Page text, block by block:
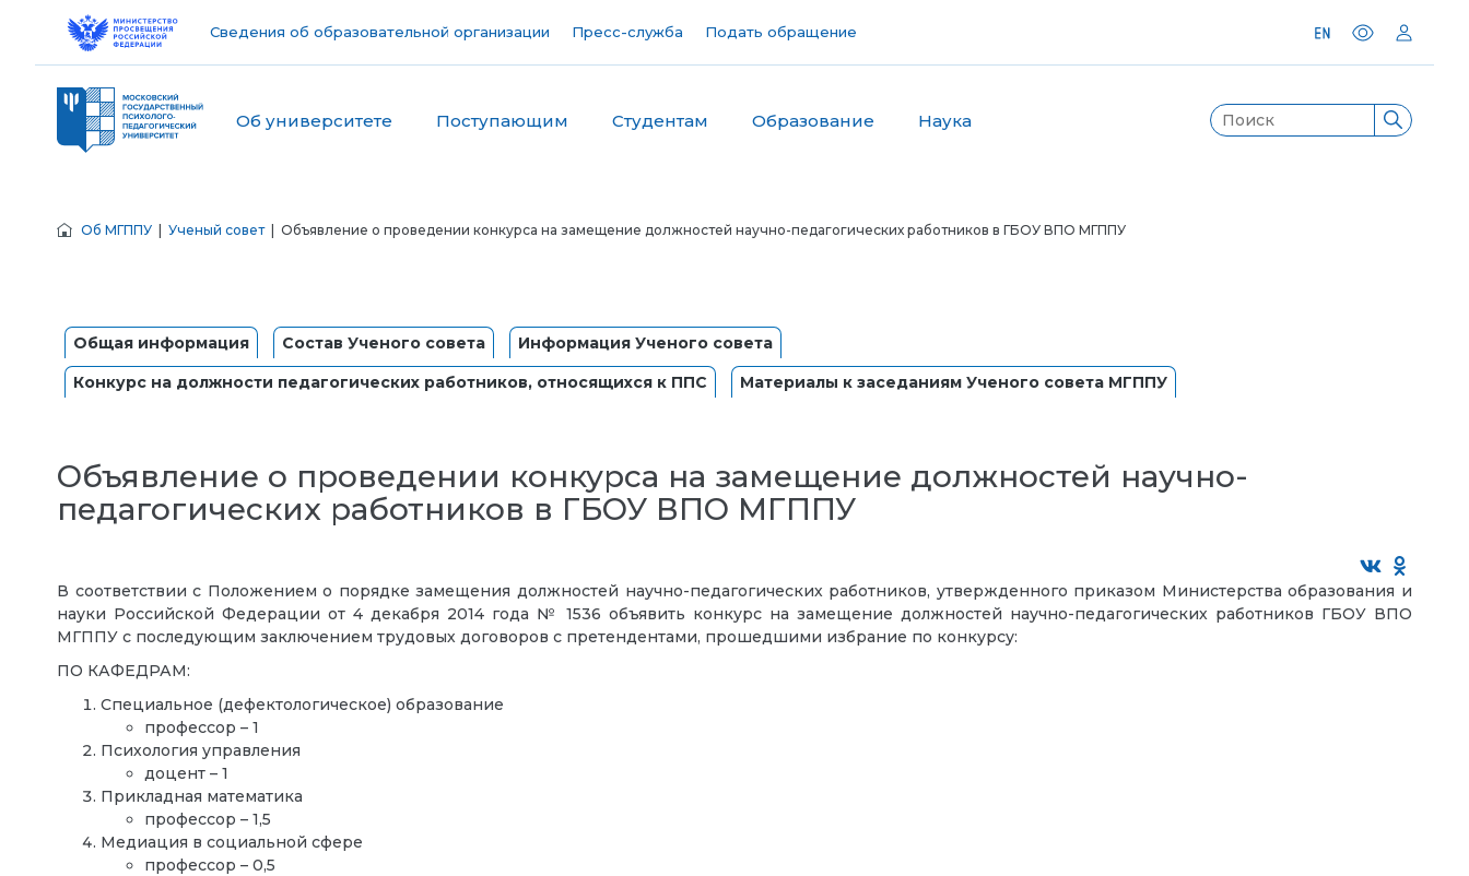
Сведения об образовательной организации Пресс-служба Подать обращение
Об университете Поступающим Студентам Образование Наука
Об МГППУ Ученый совет| Объявление о проведении конкурса на замещение должностей научно-педагогических работников в ГБОУ ВПО МГППУ
Общая информация Состав Ученого совета
Информация Ученого совета
Конкурс на должности педагогических работников, относящихся к ППС
Материалы к заседаниям Ученого совета МГППУ
Объявление о проведении конкурса на замещение должностей научно-
педагогических работников в ГБОУ ВПО МГППУ
В соответствии с Положением о порядке замещения должностей научно-педагогических работников, утвержденного приказом Министерства образования и
науки Российской Федерации от 4 декабря 2014 года № 1536 объявить конкурс на замещение должностей научно-педагогических работников ГБОУ ВПО
МГППУ с последующим заключением трудовых договоров с претендентами, прошедшими избрание по конкурсу:
ПО КАФЕДРАМ:
Специальное (дефектологическое) образование
профессор – 1
Психология управления
доцент – 1
Прикладная математика
профессор – 1,5
Медиация в социальной сфере
профессор – 0,5